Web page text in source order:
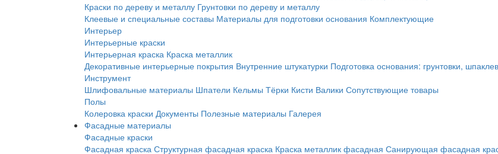
Краски по дереву и металлу Грунтовки по дереву и металлу
Клеевые и специальные составы Материалы для подготовки основания Комплектующие
Интерьер
Интерьерные краски
Интерьерная краска Краска металлик
Декоративные интерьерные покрытия Внутренние штукатурки Подготовка основания: грунтовки,
Инструмент
Шлифовальные материалы Шпатели Кельмы Тёрки Кисти Валики Сопутствующие товары
Полы
Колеровка краски Документы Полезные материалы Галерея
Фасадные материалы
Фасадные краски
Фасадная краска Структурная фасадная краска Краска металлик фасадная Санирующая фасадная